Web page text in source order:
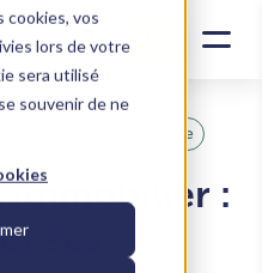
cookies, vos
lors de votre
sera utilisé
souvenir de ne
sa residence principale
:
ses